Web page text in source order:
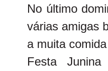
No último
várias amigas
a muita
Festa